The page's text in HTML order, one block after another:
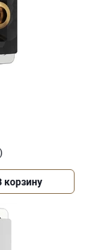
корзину